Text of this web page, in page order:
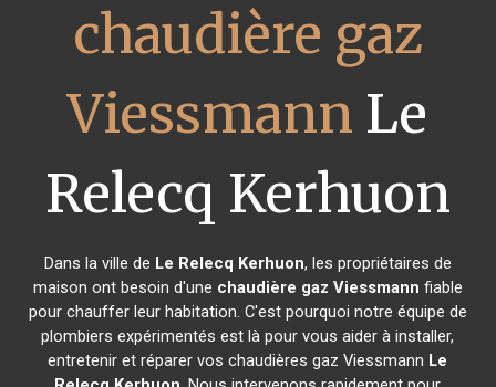
chaudière gaz
Viessmann Le
Relecq Kerhuon
Dans la ville de Le Relecq Kerhuon, les propriétaires de
maison ont besoin d'une chaudière gaz Viessmann fiable
pour chauffer leur habitation. C'est pourquoi notre équipe de
plombiers expérimentés est là pour vous aider à installer,
entretenir et réparer vos chaudières gaz Viessmann Le